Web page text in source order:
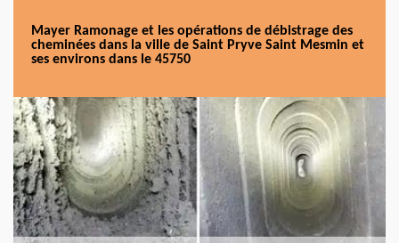
Mayer Ramonage et les opérations de débistrage des
cheminées dans la ville de Saint Pryve Saint Mesmin et
ses environs dans le 45750